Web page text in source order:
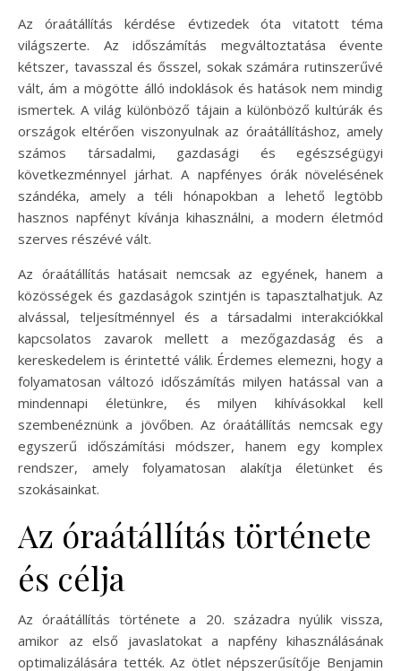
Az óraátállítás kérdése évtizedek óta vitatott téma
világszerte. Az időszámítás megváltoztatása évente
kétszer, tavasszal és ősszel, sokak számára rutinszerűvé
vált, ám a mögötte álló indoklások és hatások nem mindig
ismertek. A világ különböző tájain a különböző kultúrák és
országok eltérően viszonyulnak az óraátállításhoz, amely
számos társadalmi, gazdasági és egészségügyi
következménnyel járhat. A napfényes órák növelésének
szándéka, amely a téli hónapokban a lehető legtöbb
hasznos napfényt kívánja kihasználni, a modern életmód
szerves részévé vált.
Az óraátállítás hatásait nemcsak az egyének, hanem a
közösségek és gazdaságok szintjén is tapasztalhatjuk. Az
alvással, teljesítménnyel és a társadalmi interakciókkal
kapcsolatos zavarok mellett a mezőgazdaság és a
kereskedelem is érintetté válik. Érdemes elemezni, hogy a
folyamatosan változó időszámítás milyen hatással van a
mindennapi életünkre, és milyen kihívásokkal kell
szembenéznünk a jövőben. Az óraátállítás nemcsak egy
egyszerű időszámítási módszer, hanem egy komplex
rendszer, amely folyamatosan alakítja életünket és
szokásainkat.
Az óraátállítás története
és célja
Az óraátállítás története a 20. századra nyúlik vissza,
amikor az első javaslatokat a napfény kihasználásának
optimalizálására tették. Az ötlet népszerűsítője Benjamin